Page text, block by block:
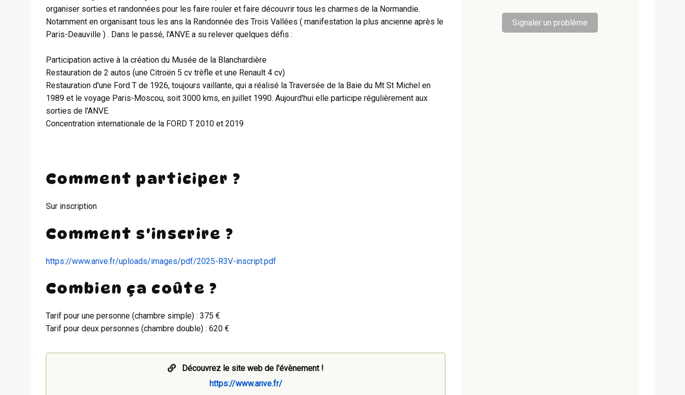
organiser sorties et randonnées pour les faire rouler et faire découvrir tous les charmes de la Normandie.
Notamment en organisant tous les ans la Randonnée des Trois Vallées ( manifestation la plus ancienne après le
Paris-Deauville ) . Dans le passé, l'ANVE a su relever quelques défis :
Participation active à la création du Musée de la Blanchardière
Restauration de 2 autos (une Citroën 5 cv trèfle et une Renault 4 cv)
Restauration d'une Ford T de 1926, toujours vaillante, qui a réalisé la Traversée de la Baie du Mt St Michel en
1989 et le voyage Paris-Moscou, soit 3000 kms, en juillet 1990. Aujourd'hui elle participe régulièrement aux
sorties de l'ANVE.
Concentration internationale de la FORD T 2010 et 2019
Comment participer ?
Sur inscription
Comment s'inscrire ?
https://www.anve.fr/uploads/images/pdf/2025-R3V-inscript.pdf
Combien ça coûte ?
Tarif pour une personne (chambre simple) : 375 €
Tarif pour deux personnes (chambre double) : 620 €
Découvrez le site web de l'évènement !
https://www.anve.fr/
Signaler un problème